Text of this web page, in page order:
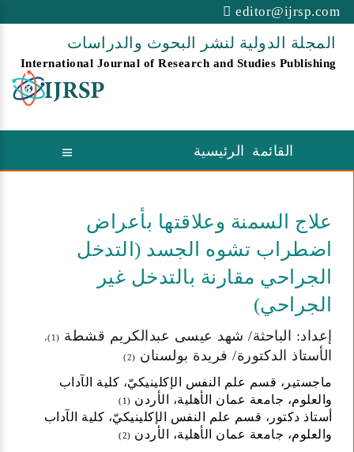
editor@ijrsp.com
المجلة الدولية لنشر البحوث والدراسات
International Journal of Research and Studies Publishing
القائمة الرئيسية
علاج السمنة وعلاقتها بأعراض
اضطراب تشوه الجسد (التدخل
الجراحي مقارنة بالتدخل غير
الجراحي)
إعداد: الباحثة/ شهد عيسى عبدالكريم قشطة (1)،
الأستاذ الدكتورة/ فريدة بولسنان (2)
ماجستير، قسم علم النفس الإكلينيكيّ، كلية الآداب
والعلوم، جامعة عمان الأهلية، الأردن (1)
أستاذ دكتور، قسم علم النفس الإكلينيكيّ، كلية الآداب
والعلوم، جامعة عمان الأهلية، الأردن (2)